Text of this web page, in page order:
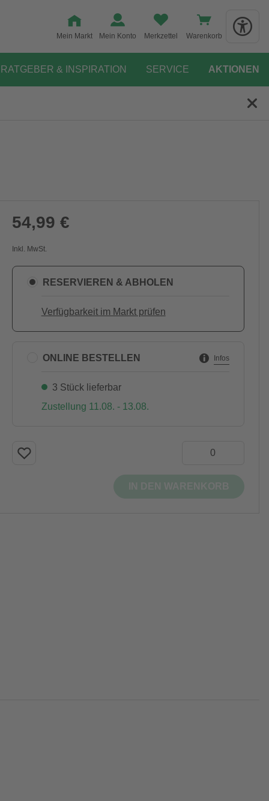
Mein Markt Mein Konto Merkzettel Warenkorb
RATGEBER & INSPIRATION SERVICE AKTIONEN
54,99 €
Inkl. MwSt.
RESERVIEREN & ABHOLEN
Verfügbarkeit im Markt prüfen
ONLINE BESTELLEN Infos
3 Stück lieferbar
Zustellung 11.08. - 13.08.